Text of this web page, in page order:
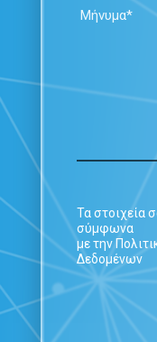
Τα στοιχεία
σύμφωνα
με την
Δεδομένων